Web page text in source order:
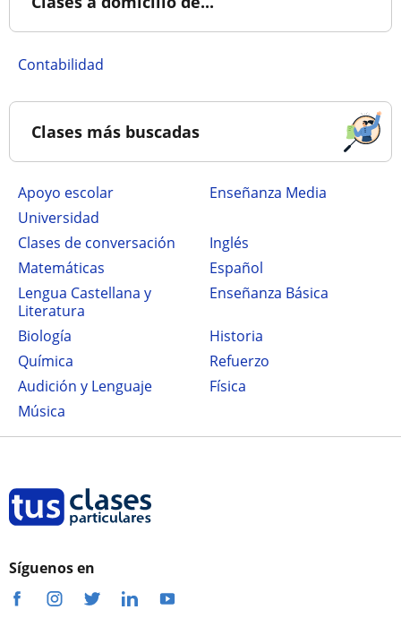
Contabilidad
Clases más buscadas
Apoyo escolar
Enseñanza Media
Universidad
Clases de conversación
Inglés
Matemáticas
Español
Lengua Castellana y
Literatura
Enseñanza Básica
Biología
Historia
Química
Refuerzo
Audición y Lenguaje
Física
Música
Síguenos en